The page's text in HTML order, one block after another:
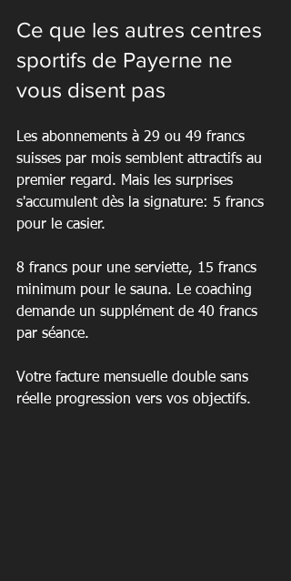
Ce que les autres centres
sportifs de Payerne ne
vous disent pas
Les abonnements à 29 ou 49 francs
suisses par mois semblent attractifs au
premier regard. Mais les surprises
s'accumulent dès la signature: 5 francs
pour le casier.
8 francs pour une serviette, 15 francs
minimum pour le sauna. Le coaching
demande un supplément de 40 francs
par séance.
Votre facture mensuelle double sans
réelle progression vers vos objectifs.